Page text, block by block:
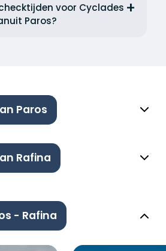
voor Cyclades
Paros?
Paros
Rafina
- Rafina